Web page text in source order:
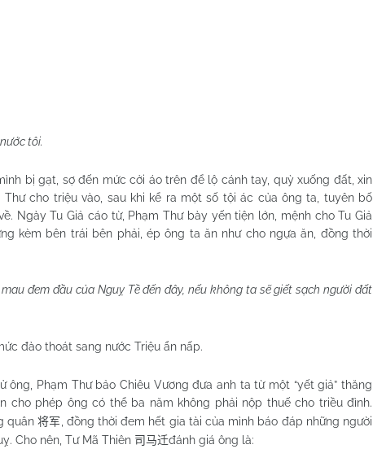
tôi.
bị gạt, sợ đến mức cởi áo trên để lộ cánh tay, quỳ xuống đất, xin
cho triệu vào, sau khi kể ra một số tội ác của ông ta, tuyên bố
Ngày Tu Giả cáo từ, Phạm Thư bày yến tiện lớn, mệnh cho Tu Giả
kèm bên trái bên phải, ép ông ta ăn như cho ngựa ăn, đồng thời
đem đầu của Nguỵ Tề đến đây, nếu không ta sẽ giết sạch người đất
đào thoát sang nước Triệu ẩn nấp.
ông, Phạm Thư bảo Chiêu Vương đưa anh ta từ một “yết giả” thăng
cho phép ông có thể ba năm không phải nộp thuế cho triều đình.
quân将军 , đồng thời đem hết gia tài của mình báo đáp những người
Cho nên, Tư Mã Thiên 司马迁đánh giá ông là: